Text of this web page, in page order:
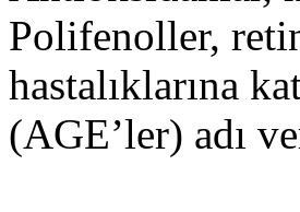
Polifenoller,
hastalıklarına
(AGE’ler) adı